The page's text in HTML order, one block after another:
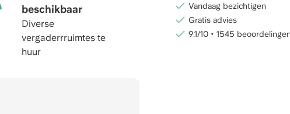
beschikbaar
Diverse
vergaderrruimtes te
huur
Vandaag bezichtigen
Gratis advies
9.1/10 • 1545